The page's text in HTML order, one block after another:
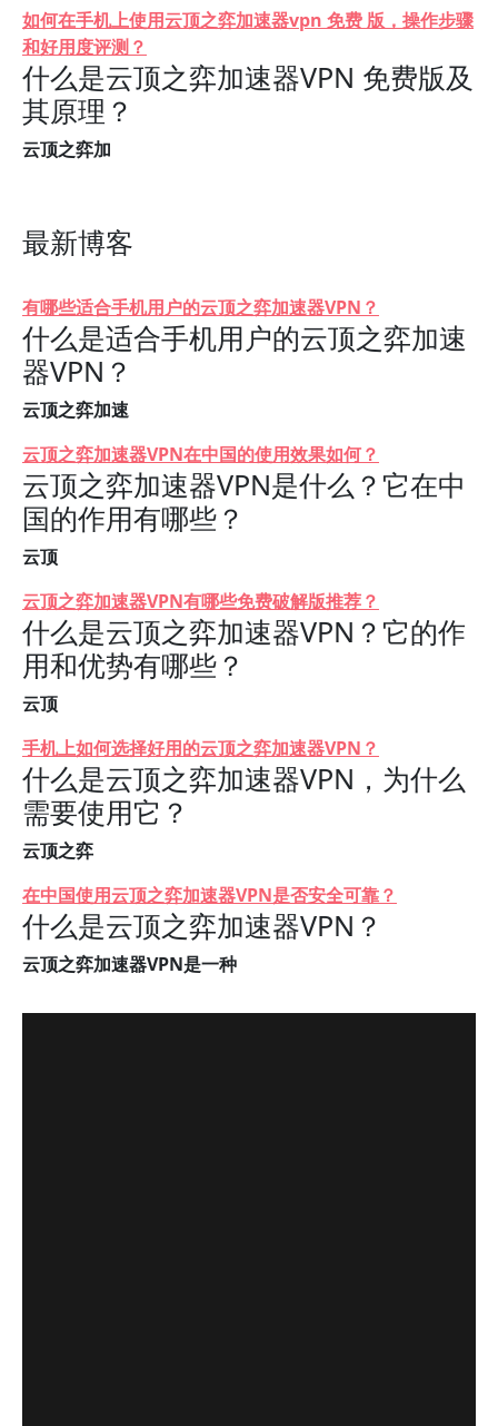
如何在手机上使用云顶之弈加速器vpn 免费 版，操作步骤
和好用度评测？
什么是云顶之弈加速器VPN 免费版及
其原理？
云顶之弈加
最新博客
有哪些适合手机用户的云顶之弈加速器VPN？
什么是适合手机用户的云顶之弈加速
器VPN？
云顶之弈加速
云顶之弈加速器VPN在中国的使用效果如何？
云顶之弈加速器VPN是什么？它在中
国的作用有哪些？
云顶
云顶之弈加速器VPN有哪些免费破解版推荐？
什么是云顶之弈加速器VPN？它的作
用和优势有哪些？
云顶
手机上如何选择好用的云顶之弈加速器VPN？
什么是云顶之弈加速器VPN，为什么
需要使用它？
云顶之弈
在中国使用云顶之弈加速器VPN是否安全可靠？
什么是云顶之弈加速器VPN？
云顶之弈加速器VPN是一种